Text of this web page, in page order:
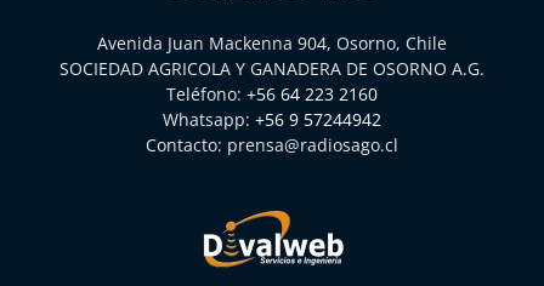
Avenida Juan Mackenna 904, Osorno, Chile
SOCIEDAD AGRICOLA Y GANADERA DE OSORNO A.G.
Teléfono: +56 64 223 2160
Whatsapp: +56 9 57244942
Contacto: prensa@radiosago.cl